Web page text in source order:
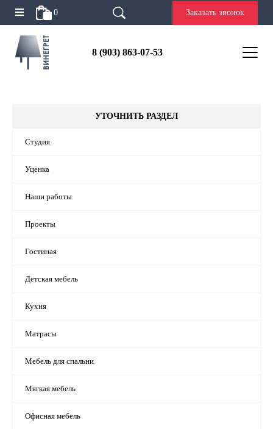
0 Заказать звонок
8 (903) 863-07-53
УТОЧНИТЬ РАЗДЕЛ
Студия
Уценка
Наши работы
Проекты
Гостиная
Детская мебель
Кухня
Матрасы
Мебель для спальни
Мягкая мебель
Офисная мебель